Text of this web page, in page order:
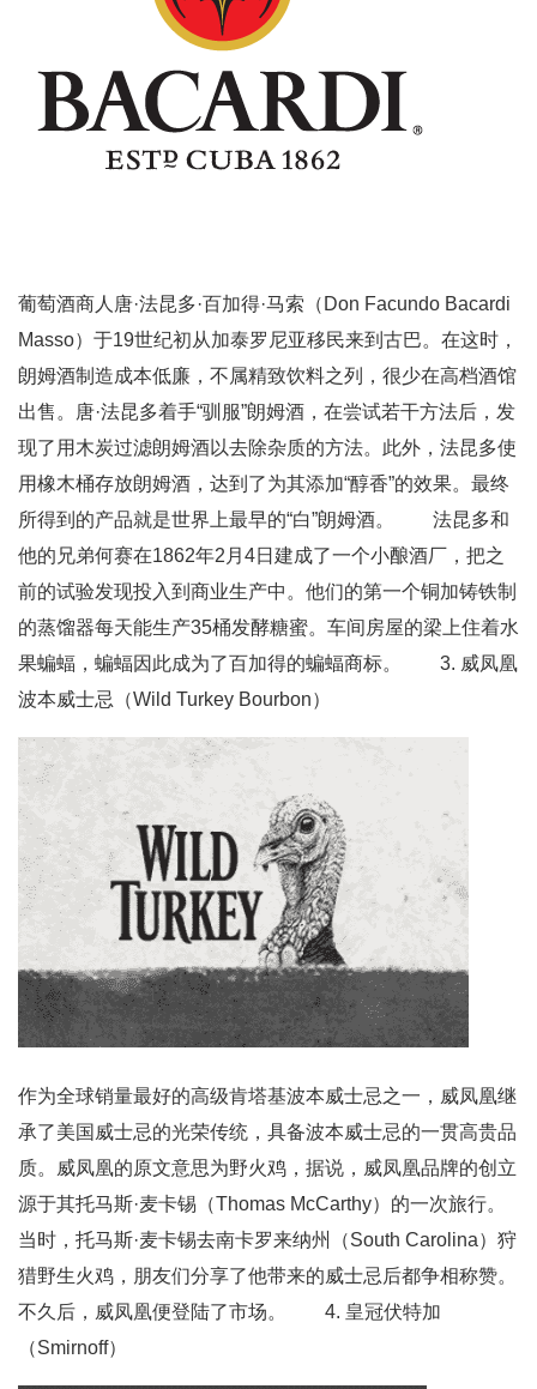
葡萄酒商人唐·法昆多·百加得·马索（Don Facundo Bacardi
Masso）于19世纪初从加泰罗尼亚移民来到古巴。在这时，
朗姆酒制造成本低廉，不属精致饮料之列，很少在高档酒馆
出售。唐·法昆多着手“驯服”朗姆酒，在尝试若干方法后，发
现了用木炭过滤朗姆酒以去除杂质的方法。此外，法昆多使
用橡木桶存放朗姆酒，达到了为其添加“醇香”的效果。最终
所得到的产品就是世界上最早的“白”朗姆酒。 法昆多和
他的兄弟何赛在1862年2月4日建成了一个小酿酒厂，把之
前的试验发现投入到商业生产中。他们的第一个铜加铸铁制
的蒸馏器每天能生产35桶发酵糖蜜。车间房屋的梁上住着水
果蝙蝠，蝙蝠因此成为了百加得的蝙蝠商标。 3. 威凤凰
波本威士忌（Wild Turkey Bourbon）
作为全球销量最好的高级肯塔基波本威士忌之一，威凤凰继
承了美国威士忌的光荣传统，具备波本威士忌的一贯高贵品
质。威凤凰的原文意思为野火鸡，据说，威凤凰品牌的创立
源于其托马斯·麦卡锡（Thomas McCarthy）的一次旅行。
当时，托马斯·麦卡锡去南卡罗来纳州（South Carolina）狩
猎野生火鸡，朋友们分享了他带来的威士忌后都争相称赞。
不久后，威凤凰便登陆了市场。 4. 皇冠伏特加
（Smirnoff）